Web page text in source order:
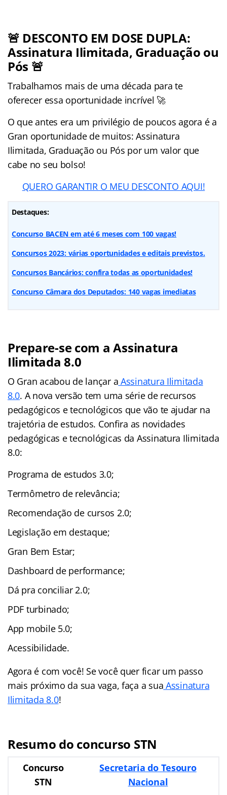
🚨 DESCONTO EM DOSE DUPLA:
Assinatura Ilimitada, Graduação ou
Pós 🚨
Trabalhamos mais de uma década para te
oferecer essa oportunidade incrível 🚀
O que antes era um privilégio de poucos agora é a
Gran oportunidade de muitos: Assinatura
Ilimitada, Graduação ou Pós por um valor que
cabe no seu bolso!
QUERO GARANTIR O MEU DESCONTO AQUI!
Destaques:
Concurso BACEN em até 6 meses com 100 vagas!
Concursos 2023: várias oportunidades e editais previstos.
Concursos Bancários: confira todas as oportunidades!
Concurso Câmara dos Deputados: 140 vagas imediatas
Prepare-se com a Assinatura
Ilimitada 8.0
O Gran acabou de lançar a Assinatura Ilimitada
8.0. A nova versão tem uma série de recursos
pedagógicos e tecnológicos que vão te ajudar na
trajetória de estudos. Confira as novidades
pedagógicas e tecnológicas da Assinatura Ilimitada
8.0:
Programa de estudos 3.0;
Termômetro de relevância;
Recomendação de cursos 2.0;
Legislação em destaque;
Gran Bem Estar;
Dashboard de performance;
Dá pra conciliar 2.0;
PDF turbinado;
App mobile 5.0;
Acessibilidade.
Agora é com você! Se você quer ficar um passo
mais próximo da sua vaga, faça a sua Assinatura
Ilimitada 8.0!
Resumo do concurso STN
Concurso
STN
Secretaria do Tesouro
Nacional